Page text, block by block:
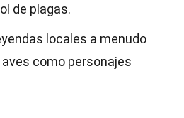
de plagas.
locales a menudo
como personajes